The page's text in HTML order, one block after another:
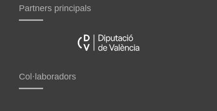
Partners principals
Col·laboradors